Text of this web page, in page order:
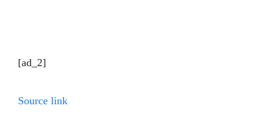
[ad_2]
Source link